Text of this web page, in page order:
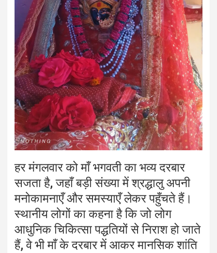
हर मंगलवार को माँ भगवती का भव्य दरबार
सजता है, जहाँ बड़ी संख्या में श्रद्धालु अपनी
मनोकामनाएँ और समस्याएँ लेकर पहुँचते हैं।
स्थानीय लोगों का कहना है कि जो लोग
आधुनिक चिकित्सा पद्धतियों से निराश हो जाते
हैं, वे भी माँ के दरबार में आकर मानसिक शांति